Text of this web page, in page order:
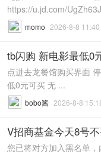
https://u.jd.com/
momo 2026-8-8 11:40
tb闪购 新电影最低0
点进去龙餐馆购买界面
低0元可买 无 ...
bobo酱 2026-8-8
V招商基金今天8号
您已将对方加入黑名单